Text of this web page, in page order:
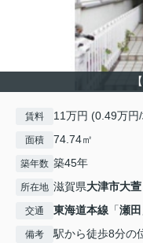
賃料 11万円 (0.49万
面積 74.74㎡
築年数 築45年
所在地 滋賀県大津市大萱
交通 東海道本線 「瀬田
備考
駅から徒歩8分の